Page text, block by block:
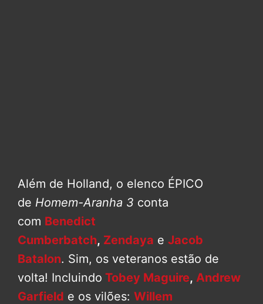
Além de Holland, o elenco ÉPICO
de Homem-Aranha 3 conta
com Benedict
Cumberbatch, Zendaya e Jacob
Batalon. Sim, os veteranos estão de
volta! Incluindo Tobey Maguire, Andrew
Garfield e os vilões: Willem